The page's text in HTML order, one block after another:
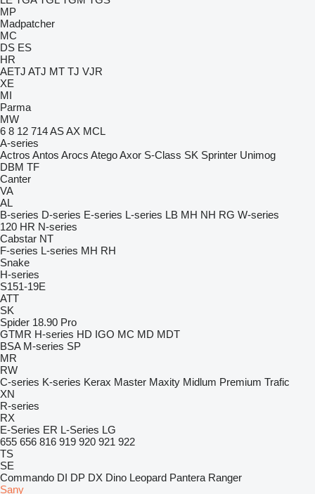
MP
Madpatcher
MC
DS ES
HR
AETJ ATJ MT TJ VJR
XE
MI
Parma
MW
6 8 12 714ASAX MCL
A-series
Actros Antos Arocs AtegoAxor S-Class SK Sprinter Unimog
DBM TF
Canter
VA
AL
B-series D-series E-series L-series LB MH NH RG W-series
120 HR N-series
Cabstar NT
F-series L-series MH RH
Snake
H-series
S151-19E
ATT
SK
Spider 18.90 Pro
GTMR H-series HD IGO MC MD MDT
BSA M-series SP
MR
RW
C-series K-series Kerax Master Maxity Midlum Premium Trafic
XN
R-series
RX
E-Series ER L-Series LG
655 656 816 919 920 921 922
TS
SE
Commando DI DP DX Dino Leopard Pantera Ranger
Sany